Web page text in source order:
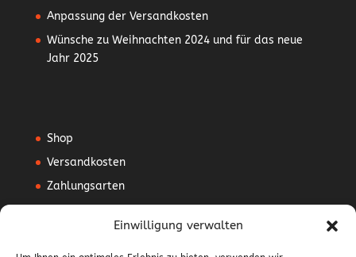
Einwilligung verwalten
Anpassung der Versandkosten
Wünsche zu Weihnachten 2024 und für das neue
Jahr 2025
Shop
Versandkosten
Zahlungsarten